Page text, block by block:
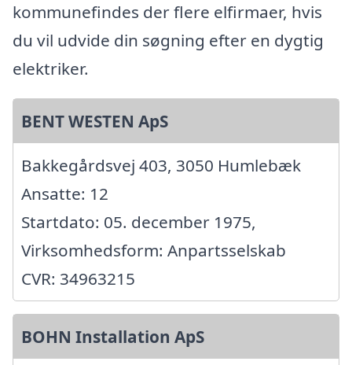
kommunefindes der flere elfirmaer, hvis
du vil udvide din søgning efter en dygtig
elektriker.
BENT WESTEN ApS
Bakkegårdsvej 403, 3050 Humlebæk
Ansatte: 12
Startdato: 05. december 1975,
Virksomhedsform: Anpartsselskab
CVR: 34963215
BOHN Installation ApS